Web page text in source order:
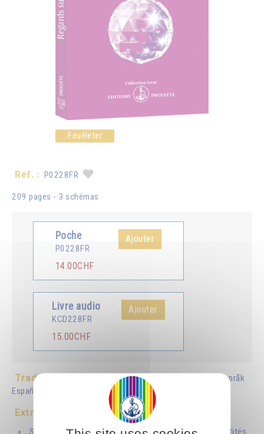
Feuilleter
Réf. : P0228FR
209 pages - 3 schémas
Poche
P0228FR
14.00CHF
Ajouter
Livre audio
KCD228FR
15.00CHF
Ajouter
Traduit en : English
Nordiske språk
Español
Nederlands
Extrait
« ...Si vous voulez entrer en communication avec les entités